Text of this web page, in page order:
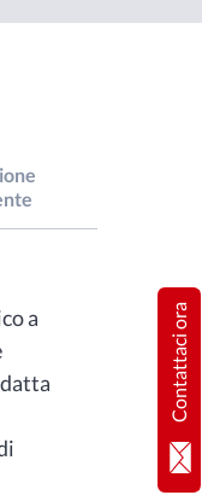
a
Contattaci ora